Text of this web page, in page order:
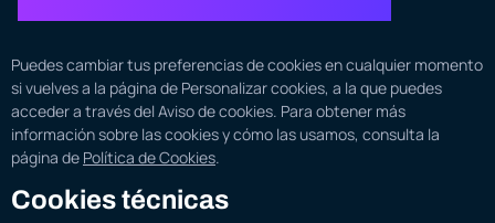
Puedes cambiar tus preferencias de cookies en cualquier momento
si vuelves a la página de Personalizar cookies, a la que puedes
acceder a través del Aviso de cookies. Para obtener más
información sobre las cookies y cómo las usamos, consulta la
página de Política de Cookies.
Cookies técnicas